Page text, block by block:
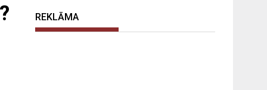
REKLĀMA